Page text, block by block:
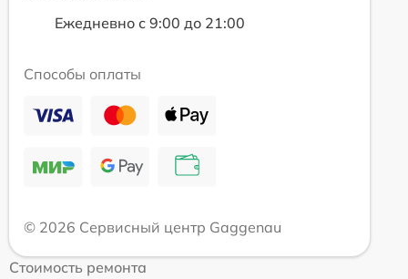
Ежедневно с 9:00 до 21:00
Способы оплаты
© 2026 Сервисный центр Gaggenau
Стоимость ремонта